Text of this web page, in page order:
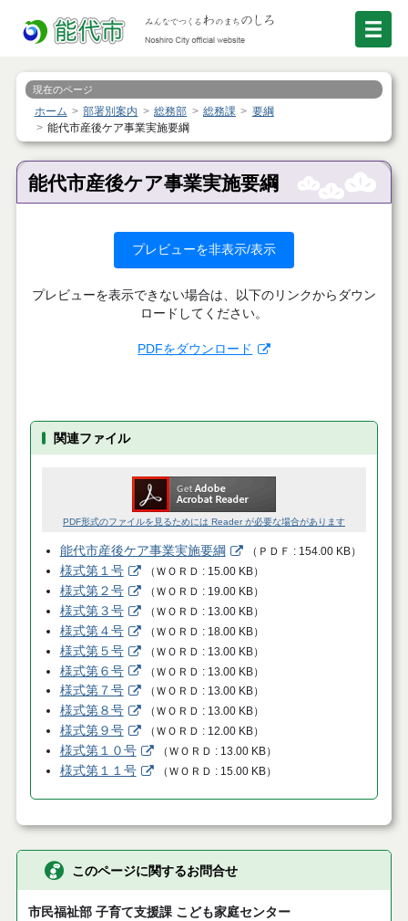
現在のページ
ホーム 部署別案内 総務部 総務課
要綱
能代市産後ケア事業実施要綱
能代市産後ケア事業実施要綱
プレビューを非表示/表示
プレビューを表示できない場合は、以下のリンクからダウン
ロードしてください。
PDFをダウンロード
関連ファイル
PDF形式のファイルを見るためには Reader が必要な場合があります
能代市産後ケア事業実施要綱 （ ＰＤＦ 154.00 KB）
様式第１号 （ ＷＯＲＤ 15.00 KB）
様式第２号 （ ＷＯＲＤ 19.00 KB）
様式第３号 （ ＷＯＲＤ 13.00 KB）
様式第４号 （ ＷＯＲＤ 18.00 KB）
様式第５号 （ ＷＯＲＤ 13.00 KB）
様式第６号 （ ＷＯＲＤ 13.00 KB）
様式第７号 （ ＷＯＲＤ 13.00 KB）
様式第８号 （ ＷＯＲＤ 13.00 KB）
様式第９号 （ ＷＯＲＤ 12.00 KB）
様式第１０号 （ ＷＯＲＤ 13.00 KB）
様式第１１号 （ ＷＯＲＤ 15.00 KB）
このページに関するお問合せ
市民福祉部 子育て支援課 こども家庭センター